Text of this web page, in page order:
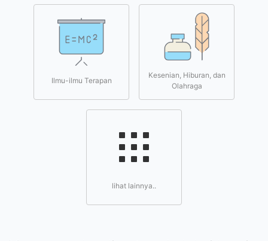
Ilmu-ilmu Terapan
Kesenian, Hiburan, dan
Olahraga
lihat lainnya..